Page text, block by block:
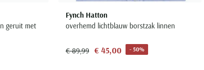
geruit met
Fynch Hatton
overhemd lichtblauw borstzak linnen
€ 89,99 € 45,00 - 50%